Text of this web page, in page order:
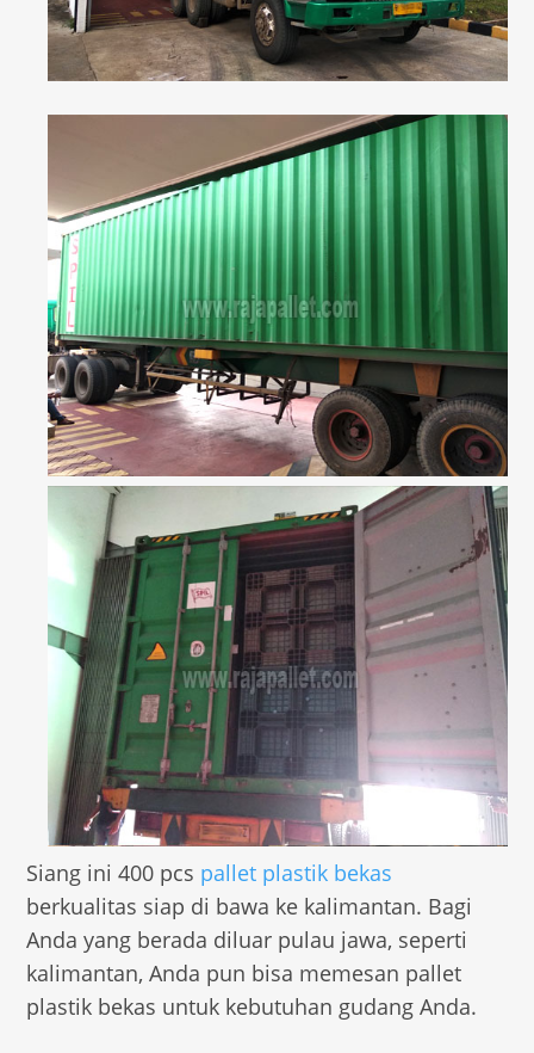
Siang ini 400 pcs pallet plastik bekas
berkualitas siap di bawa ke kalimantan. Bagi
Anda yang berada diluar pulau jawa, seperti
kalimantan, Anda pun bisa memesan pallet
plastik bekas untuk kebutuhan gudang Anda.